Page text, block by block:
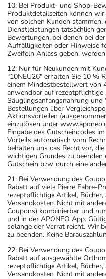
10: Bei Produkt- und Shop-
Produktdetailseiten können
von solchen Kunden stammen,
Dienstleistungen tatsächlich
Bewertungen, bei denen bei
Auffälligkeiten oder Hinweise
Zweifeln Anlass geben,
12: Nur für Neukunden mit
"10NEU26" erhalten Sie 10 %
einem Mindestbestellwert von
anwendbar auf rezeptpflichtige
Säuglingsanfangsnahrung und
Bestellungen über
Aktionsvorteilen
einzulösen unter
Eingabe des Gutscheincodes
Vorteils automatisch vom
behalten uns das Recht vor,
wichtigen Grundes zu
Gutschein bzw. durch eine
21: Bei Verwendung des
Rabatt auf viele Pierre Fabre-
rezeptpflichtige Artikel,
Versandkosten. Nicht mit
Coupons) kombinierbar und
und in der APONEO App.
solange der Vorrat reicht. Wir
zu beenden. Keine
22: Bei Verwendung des
Rabatt auf ausgewählte
rezeptpflichtige Artikel,
Versandkosten. Nicht mit